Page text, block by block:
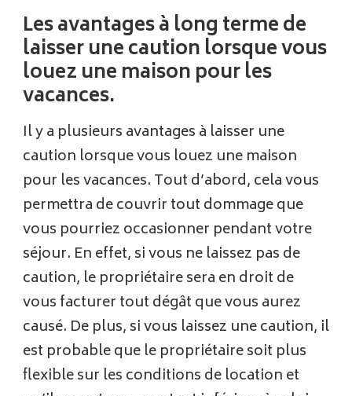
Les avantages à long terme de
laisser une caution lorsque vous
louez une maison pour les
vacances.
Il y a plusieurs avantages à laisser une
caution lorsque vous louez une maison
pour les vacances. Tout d’abord, cela vous
permettra de couvrir tout dommage que
vous pourriez occasionner pendant votre
séjour. En effet, si vous ne laissez pas de
caution, le propriétaire sera en droit de
vous facturer tout dégât que vous aurez
causé. De plus, si vous laissez une caution, il
est probable que le propriétaire soit plus
flexible sur les conditions de location et